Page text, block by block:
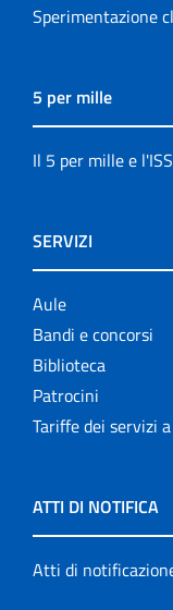
Sperimentazione
5 per mille
Il 5 per mille e l'ISS
SERVIZI
Aule
Bandi e concorsi
Biblioteca
Patrocini
Tariffe dei servizi
ATTI DI NOTIFICA
Atti di